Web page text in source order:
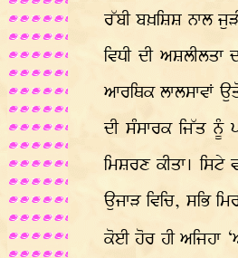
ਰੱਬੀ ਬਖ਼ਸ਼ਿਸ਼ ਨਾਲ
ਵਿਧੀ ਦੀ
ਆਰਥਿਕ ਲਾਲਸਾਵਾਂ
ਦੀ ਸੰਸਾਰਕ ਜਿੱਤ ਨੂੰ
ਮਿਸ਼ਰਣ ਕੀਤਾ।
ਉਜਾੜ ਵਿਚਿ, ਸਭਿ
ਕੋਈ ਹੋਰ ਹੀ ਅਜਿਹਾ